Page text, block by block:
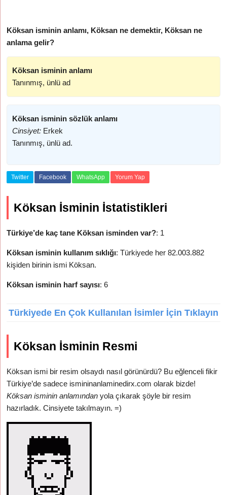
Köksan isminin anlamı, Köksan ne demektir, Köksan ne
anlama gelir?
Köksan isminin anlamı
Tanınmış, ünlü ad
Köksan isminin sözlük anlamı
Cinsiyet: Erkek
Tanınmış, ünlü ad.
Twitter Facebook WhatsApp Yorum Yap
Köksan İsminin İstatistikleri
Türkiye’de kaç tane Köksan isminden var?: 1
Köksan isminin kullanım sıklığı: Türkiyede her 82.003.882
kişiden birinin ismi Köksan.
Köksan isminin harf sayısı: 6
Türkiyede En Çok Kullanılan İsimler İçin Tıklayın
Köksan İsminin Resmi
Köksan ismi bir resim olsaydı nasıl görünürdü? Bu eğlenceli fikir
Türkiye’de sadece ismininanlaminedirx.com olarak bizde!
Köksan isminin anlamından yola çıkarak şöyle bir resim
hazırladık. Cinsiyete takılmayın. =)